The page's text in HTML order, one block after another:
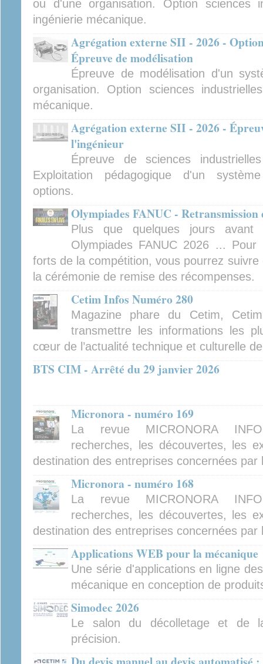
ou d'une organisation. Option sciences
ingénierie mécanique.
Agrégation externe SII - 2026 -
Épreuve de modélisation
Épreuve de modélisation d'un
organisation. Option sciences
mécanique.
Agrégation externe SII - 2026 -
l'ingénieur
Épreuve de sciences
Exploitation pédagogique d'un
options.
Olympiades FANUC - Retransmission
Plus que quelques jours
Olympiades FANUC 2026 ...
forts de la compétition, vous pourrez
la cérémonie de remise des récompenses.
Cetim Infos Numéro 280
Magazine phare du Cetim,
transmettre les informations les
cœur de l’actualité technique et culturelle
BTS CIM - Arrêté du 29 janvier 2026
Micronora - numéro 169
La revue MICRONORA
recherches, les découvertes, les
destination des entreprises concernées
Micronora - numéro 168
La revue MICRONORA
recherches, les découvertes, les
destination des entreprises concernées
Applications WEB pour la mécanique
Une série d'applications en ligne
mécanique en conception de
Simodec 2026
Le salon du décolletage et de
précision.